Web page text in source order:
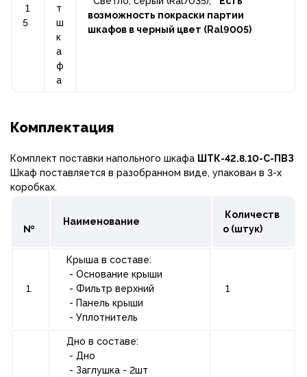
1
5
т
ш
к
а
ф
а
возможность покраски партии
шкафов в черный цвет (Ral9005)
Комплектация
Комплект поставки напольного шкафа ШТК-42.8.10-С-ПВЗ
Шкаф поставляется в разобранном виде, упакован в 3-х
коробках.
№
Наименование
Количеств
о (штук)
1.
Крыша в составе:
- Основание крыши
- Фильтр верхний
- Панель крыши
- Уплотнитель
1
Дно в составе:
- Дно
- Заглушка - 2шт